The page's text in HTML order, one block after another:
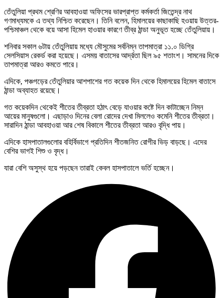
তেঁতুলিয়া প্রথম শ্রেণির আবহাওয়া অফিসের ভারপ্রাপ্ত কর্মকর্তা জিতেন্দ্র নাথ
গণমাধ্যমকে এ তথ্য নিশ্চিত করেছেন। তিনি বলেন, হিমালয়ের কাছাকাছি হওয়ায় উত্তর-
পশ্চিমাঞ্চল থেকে বয়ে আসা হিমেল হাওয়ার কারণে তীব্র ঠান্ডা অনুভূত হচ্ছে তেঁতুলিয়ায়।
শনিবার সকাল ৬টায় তেঁতুলিয়ায় মধ্যে মৌসুমের সর্বনিম্ন তাপমাত্রা ১১.০ ডিগ্রি
সেলসিয়াস রেকর্ড করা হয়েছে। এসময় বাতাসের আর্দ্রতা ছিল ৯৫ শতাংশ। সামনের দিকে
তাপমাত্রা আরও কমতে পারে।
এদিকে, পঞ্চগড়ের তেঁতুলিয়ার আশপাশের গত কয়েক দিন থেকে হিমালয়ের হিমেল বাতাসে
ঠান্ডা অব্যাহত রয়েছে।
গত কয়েকদিন থেকেই শীতের তীব্রতা হঠাৎ বেড়ে যাওয়ার কষ্টে দিন কাটাচ্ছেন নিম্ন
আয়ের মানুষগুলো। এছাড়াও দিনের বেলা রোদের দেখা মিললেও কমেনি শীতের তীব্রতা।
সারাদিন ঠান্ডা আবহাওয়া আর শেষ বিকালে শীতের তীব্রতা আরও বৃদ্ধি পায়।
এদিকে হাসপাতালগুলোর বহির্বিভাগে প্রতিদিন শীতজনিত রোগীর ভিড় বাড়ছে। এদের
বেশির ভাগই শিশু ও বৃদ্ধ।
যারা বেশি অসুস্থ হয়ে পড়ছেন তারাই কেবল হাসপাতালে ভর্তি হচ্ছেন।